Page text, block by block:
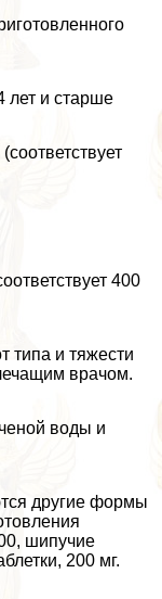
лет и старше
400
типа и тяжести
врачом.
воды и
другие формы
шипучие
200 мг.